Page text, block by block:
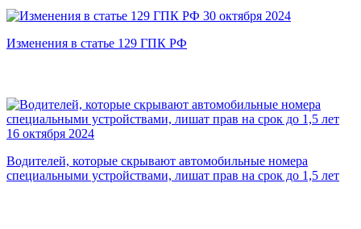
30 октября 2024
Изменения в статье 129 ГПК РФ
16 октября 2024
Водителей, которые скрывают автомобильные номера
специальными устройствами, лишат прав на срок до 1,5 лет